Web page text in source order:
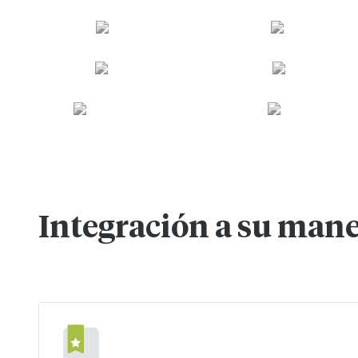
Integración a su